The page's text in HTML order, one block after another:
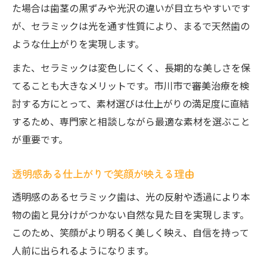
た場合は歯茎の黒ずみや光沢の違いが目立ちやすいです
が、セラミックは光を通す性質により、まるで天然歯の
ような仕上がりを実現します。
また、セラミックは変色しにくく、長期的な美しさを保
てることも大きなメリットです。市川市で審美治療を検
討する方にとって、素材選びは仕上がりの満足度に直結
するため、専門家と相談しながら最適な素材を選ぶこと
が重要です。
透明感ある仕上がりで笑顔が映える理由
透明感のあるセラミック歯は、光の反射や透過により本
物の歯と見分けがつかない自然な見た目を実現します。
このため、笑顔がより明るく美しく映え、自信を持って
人前に出られるようになります。